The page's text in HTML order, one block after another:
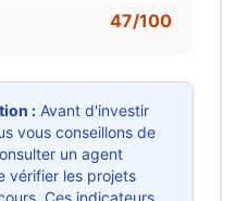
47/100
: Avant d'investir
vous conseillons de
un agent
vérifier les projets
Ces indicateurs